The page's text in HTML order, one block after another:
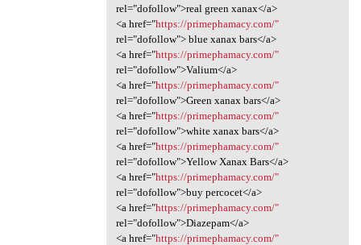
rel="dofollow">real green xanax</a>
<a href="https://primephamacy.com/"
rel="dofollow"> blue xanax bars</a>
<a href="https://primephamacy.com/"
rel="dofollow">Valium</a>
<a href="https://primephamacy.com/"
rel="dofollow">Green xanax bars</a>
<a href="https://primephamacy.com/"
rel="dofollow">white xanax bars</a>
<a href="https://primephamacy.com/"
rel="dofollow">Yellow Xanax Bars</a>
<a href="https://primephamacy.com/"
rel="dofollow">buy percocet</a>
<a href="https://primephamacy.com/"
rel="dofollow">Diazepam</a>
<a href="https://primephamacy.com/"